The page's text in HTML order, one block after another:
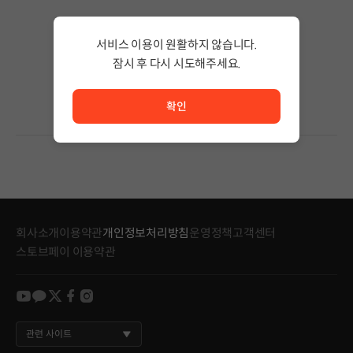
검색어의 단어 수를 줄이거나 필터조건을 변경하세요.
회사소개이용약관개인정보처리방침 운영정책고객센터
스토브페이 이용약관
youtube
kakao
twitter
facebook
instagram
관련 사이트
서비스 이용이 원활하지 않습니다.
잠시 후 다시 시도해주세요.
확인